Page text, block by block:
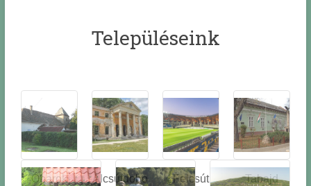
Településeink
Óbarok
Alcsútdobo
Felcsút Tabajd